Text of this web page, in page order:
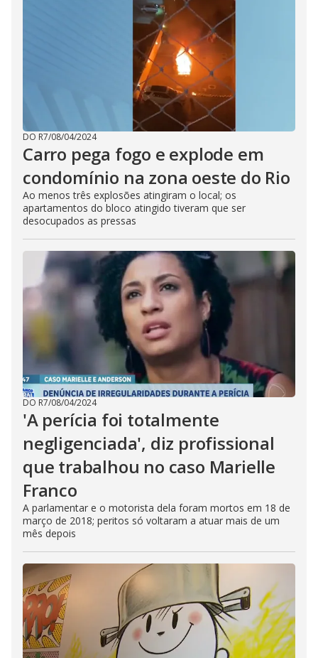
DO R7/08/04/2024
Carro pega fogo e explode em
condomínio na zona oeste do Rio
Ao menos três explosões atingiram o local; os
apartamentos do bloco atingido tiveram que ser
desocupados as pressas
DO R7/08/04/2024
'A perícia foi totalmente
negligenciada', diz profissional
que trabalhou no caso Marielle
Franco
A parlamentar e o motorista dela foram mortos em 18 de
março de 2018; peritos só voltaram a atuar mais de um
mês depois